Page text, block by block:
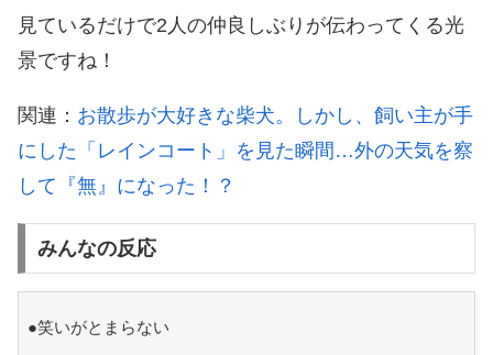
見ているだけで2人の仲良しぶりが伝わってくる光
景ですね！
関連： お散歩が大好きな柴犬。しかし、飼い主が手
にした「レインコート」を見た瞬間…外の天気を察
して『無』になった！？
みんなの反応
●笑いがとまらない